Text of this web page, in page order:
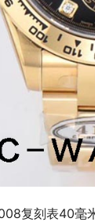
复刻表40毫